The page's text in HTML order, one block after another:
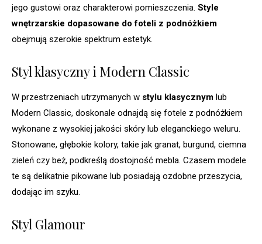
jego gustowi oraz charakterowi pomieszczenia. Style
wnętrzarskie dopasowane do foteli z podnóżkiem
obejmują szerokie spektrum estetyk.
Styl klasyczny i Modern Classic
W przestrzeniach utrzymanych w stylu klasycznym lub
Modern Classic, doskonale odnajdą się fotele z podnóżkiem
wykonane z wysokiej jakości skóry lub eleganckiego weluru.
Stonowane, głębokie kolory, takie jak granat, burgund, ciemna
zieleń czy beż, podkreślą dostojność mebla. Czasem modele
te są delikatnie pikowane lub posiadają ozdobne przeszycia,
dodając im szyku.
Styl Glamour